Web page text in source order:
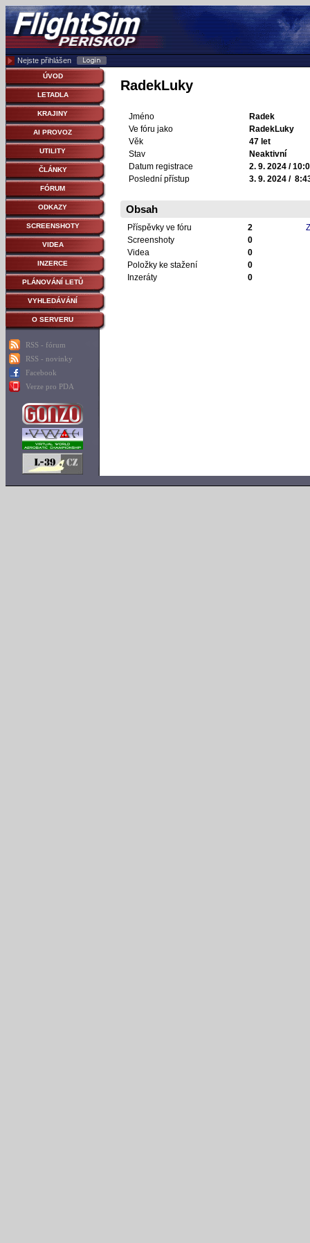
Nejste přihlášen
ÚVOD
LETADLA
KRAJINY
AI PROVOZ
UTILITY
ČLÁNKY
FÓRUM
ODKAZY
SCREENSHOTY
VIDEA
INZERCE
PLÁNOVÁNÍ LETŮ
VYHLEDÁVÁNÍ
O SERVERU
RSS - fórum
RSS - novinky
Facebook
Verze pro PDA
RadekLuky
Jméno
Radek
Ve fóru jako
RadekLuky
Věk
47 let
Stav
Neaktivní
Datum registrace
2. 9. 2024 /
Poslední přístup
3. 9. 2024 /
Obsah
Příspěvky ve fóru 2
Screenshoty
0
Videa
0
Položky ke stažení
0
Inzeráty
0